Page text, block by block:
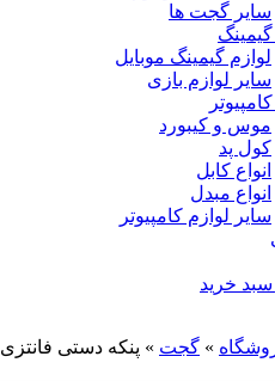
سایر گجت ها
گیمینگ
لوازم گیمینگ موبایل
سایر لوازم بازی
موس و کیبورد
کول پد
انواع کابل
انواع مبدل
سایر لوازم کامپیوتر
خرید
» گجت » پنکه دستی فانتزی